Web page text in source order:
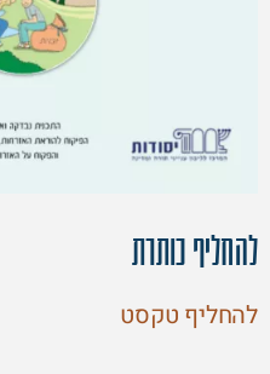
להחליף כותרת
להחליף טקסט